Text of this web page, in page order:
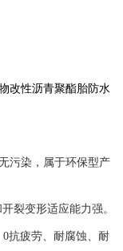
改性沥青聚酯胎防水
污染，属于环保型产
裂变形适应能力强。
抗疲劳、耐腐蚀、耐